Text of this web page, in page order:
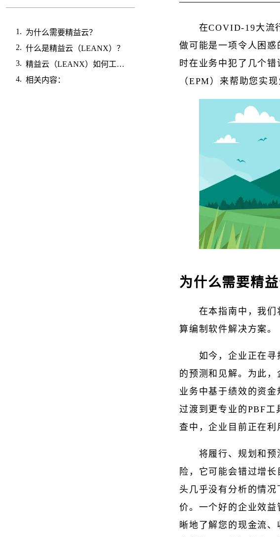
为什么需要精益云？
什么是精益云（LEANX）？
精益云（LEANX）如何工作？
相关内容：
在COVID-19大流
做可能是一项令人困
时在业务中犯了几个
（EPM）来帮助您实
为什么需要精益
在本指南中，我
算编制软件解决方案。
如今，企业正在
的预测和见解。为此
业务中基于绩效的资
过渡到更专业的PBF工
查中，企业目前正在利
将履行、规划和
险，它可能会错过增
头几乎没有分析的情
价。一个好的企业效
晰地了解您的现金流、